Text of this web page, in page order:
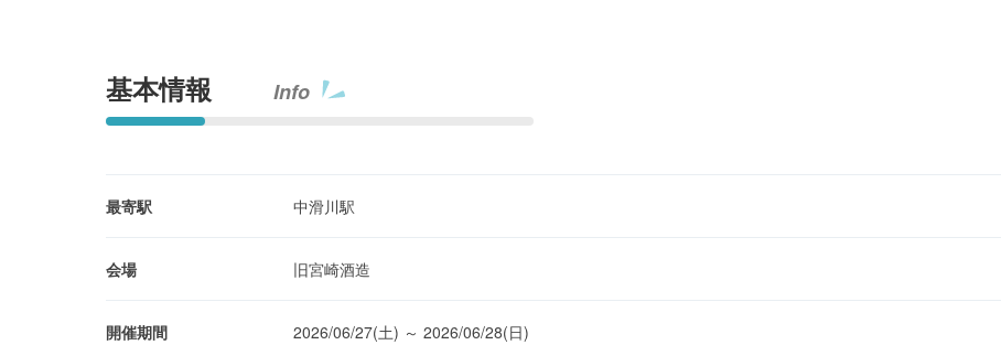
基本情報 Info
最寄駅 中滑川駅
会場 旧宮崎酒造
開催期間 2026/06/27(土) ～ 2026/06/28(日)